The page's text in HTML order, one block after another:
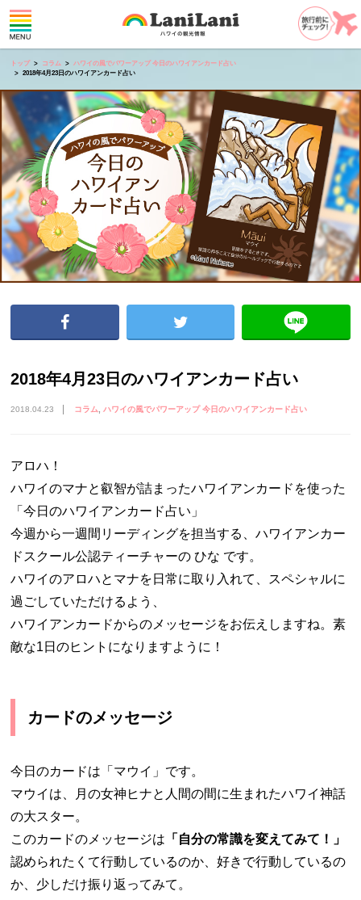
トップ コラム
ハワイの風でパワーアップ 今日のハワイアンカード占い
2018年4月23日のハワイアンカード占い
2018年4月23日のハワイアンカード占い
2018.04.23 コラム ハワイの風でパワーアップ 今日のハワイアンカード占い
アロハ！
ハワイのマナと叡智が詰まったハワイアンカードを使った
「今日のハワイアンカード占い」
今週から一週間リーディングを担当する、ハワイアンカー
ドスクール公認ティーチャーの ひな です。
ハワイのアロハとマナを日常に取り入れて、スペシャルに
過ごしていただけるよう、
ハワイアンカードからのメッセージをお伝えしますね。素
敵な1日のヒントになりますように！
カードのメッセージ
今日のカードは「マウイ」です。
マウイは、月の女神ヒナと人間の間に生まれたハワイ神話
の大スター。
このカードのメッセージは 「自分の常識を変えてみて！」
認められたくて行動しているのか、好きで行動しているの
か、少しだけ振り返ってみて。